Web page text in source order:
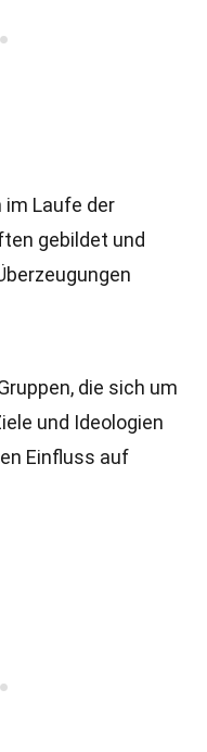
im Laufe der
gebildet und
die sich um
und Ideologien
Einfluss auf